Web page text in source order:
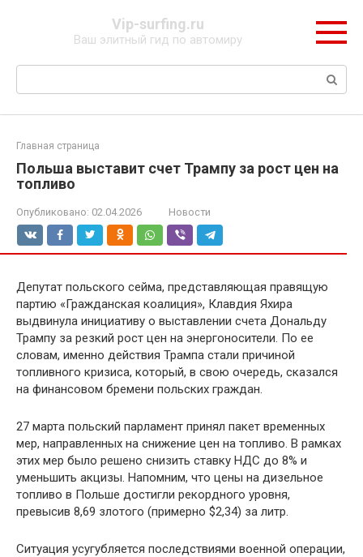
Vip-surfing.ru
Ваш элитный гид по автомиру
Поиск:
Главная страница
Польша выставит счет Трампу за рост цен на
топливо
Опубликовано: 02.04.2026 Новости
Депутат польского сейма, представляющая правящую
партию «Гражданская коалиция», Клавдия Яхира
выдвинула инициативу о выставлении счета Дональду
Трампу за резкий рост цен на энергоносители. По ее
словам, именно действия Трампа стали причиной
топливного кризиса, который, в свою очередь, сказался
на финансовом бремени польских граждан.
27 марта польский парламент принял пакет временных
мер, направленных на снижение цен на топливо. В рамках
этих мер было решено снизить ставку НДС до 8% и
уменьшить акцизы. Напомним, что цены на дизельное
топливо в Польше достигли рекордного уровня,
превысив 8,69 злотого (примерно $2,34) за литр.
Ситуация усугубляется последствиями военной операции,